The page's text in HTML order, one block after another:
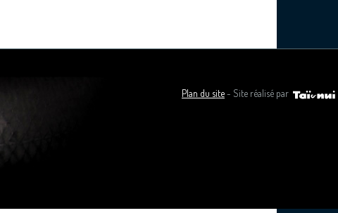
Plan du site- Site réalisé par